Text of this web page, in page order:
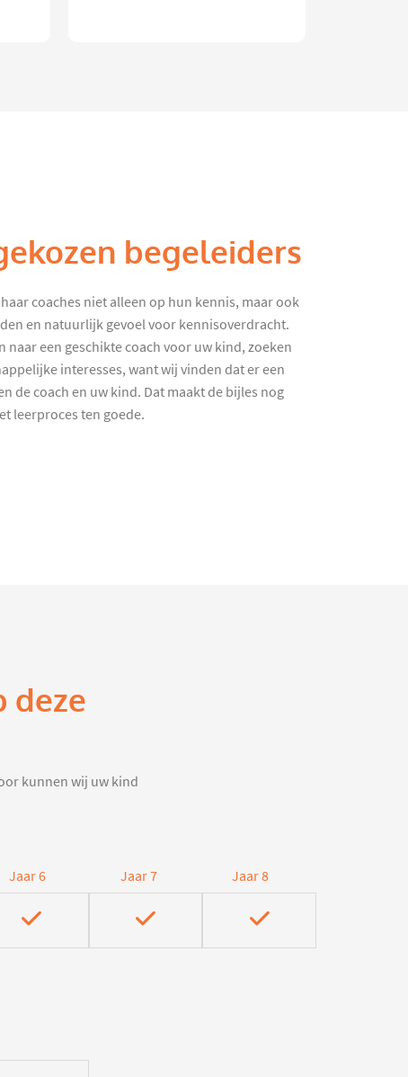
begeleiders
coaches niet alleen op hun kennis, maar ook
en natuurlijk gevoel voor kennisoverdracht.
naar een geschikte coach voor uw kind, zoeken
interesses, want wij vinden dat er een
de coach en uw kind. Dat maakt de bijles nog
leerproces ten goede.
deze
kunnen wij uw kind
Jaar 6 Jaar 7 Jaar 8